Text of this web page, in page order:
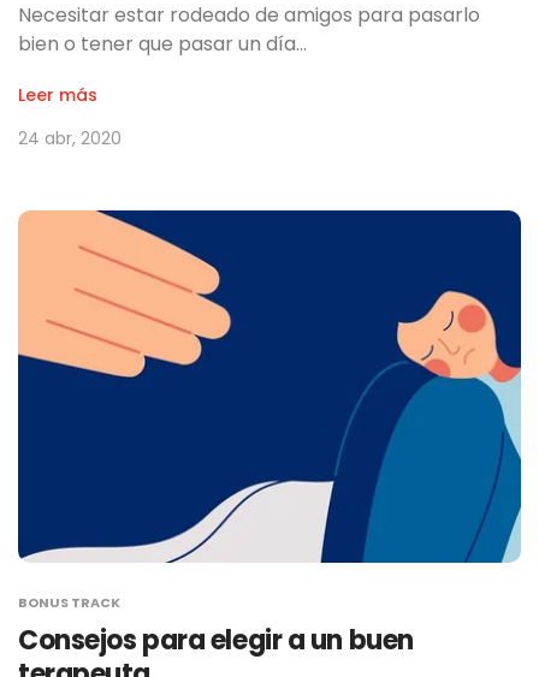
Necesitar estar rodeado de amigos para pasarlo
bien o tener que pasar un día…
Leer más
24 abr, 2020
BONUS TRACK
Consejos para elegir a un buen